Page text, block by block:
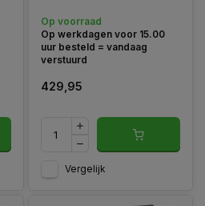
Op voorraad
Op werkdagen voor 15.00
uur besteld = vandaag
verstuurd
429,95
Vergelijk